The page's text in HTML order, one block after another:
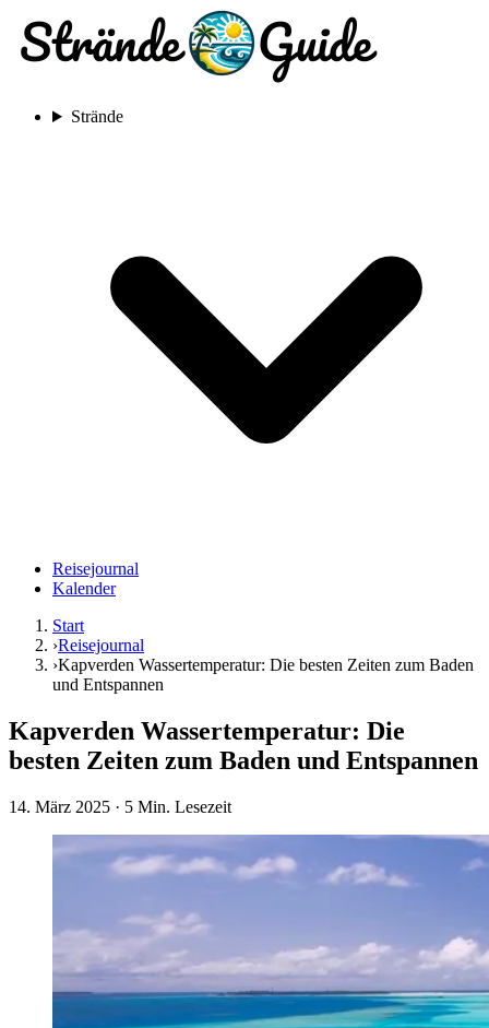
Strände
Reisejournal
Kalender
Start
›Reisejournal
›Kapverden Wassertemperatur: Die besten Zeiten zum Baden
und Entspannen
Kapverden Wassertemperatur: Die
besten Zeiten zum Baden und Entspannen
14. März 2025 · 5 Min. Lesezeit